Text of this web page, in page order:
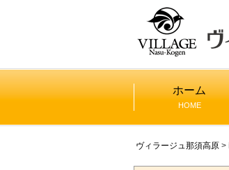
ホーム
HOME
ヴィラージュ那須高原 >